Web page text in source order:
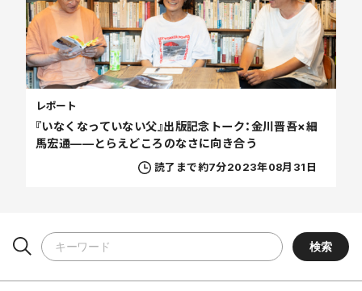
『いなくなっていない父』出版記念トーク：金川晋吾×細
馬宏通——とらえどころのなさに向き合う
レポート
読了まで約7分2023年08月31日